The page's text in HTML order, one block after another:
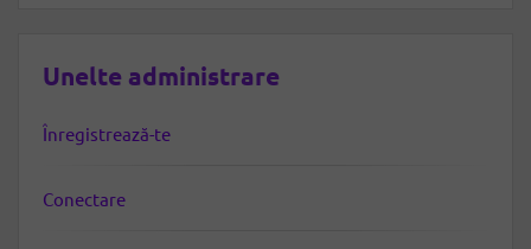
Unelte administrare
Înregistrează-te
Conectare